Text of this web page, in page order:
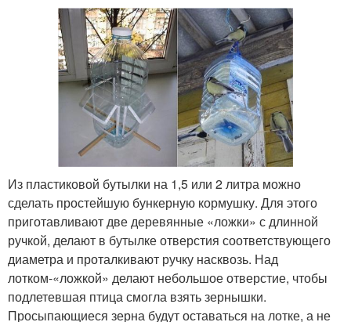
Из пластиковой бутылки на 1,5 или 2 литра можно
сделать простейшую бункерную кормушку. Для этого
приготавливают две деревянные «ложки» с длинной
ручкой, делают в бутылке отверстия соответствующего
диаметра и проталкивают ручку насквозь. Над
лотком-«ложкой» делают небольшое отверстие, чтобы
подлетевшая птица смогла взять зернышки.
Просыпающиеся зерна будут оставаться на лотке, а не